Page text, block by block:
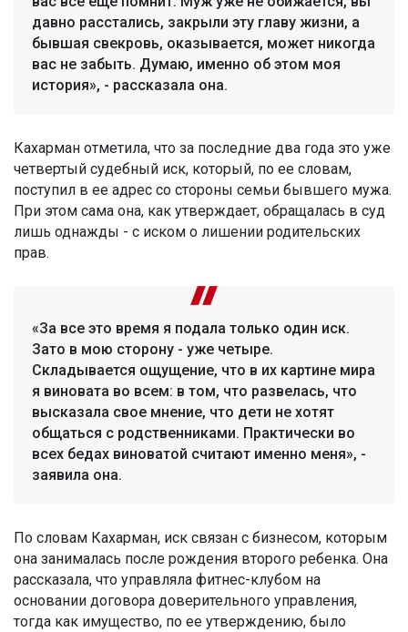
давно расстались, закрыли эту главу жизни, а
бывшая свекровь, оказывается, может никогда
вас не забыть. Думаю, именно об этом моя
история», - рассказала она.
Кахарман отметила, что за последние два года это уже
четвертый судебный иск, который, по ее словам,
поступил в ее адрес со стороны семьи бывшего мужа.
При этом сама она, как утверждает, обращалась в суд
лишь однажды - с иском о лишении родительских
прав.
«За все это время я подала только один иск.
Зато в мою сторону - уже четыре.
Складывается ощущение, что в их картине мира
я виновата во всем: в том, что развелась, что
высказала свое мнение, что дети не хотят
общаться с родственниками. Практически во
всех бедах виноватой считают именно меня», -
заявила она.
По словам Кахарман, иск связан с бизнесом, которым
она занималась после рождения второго ребенка. Она
рассказала, что управляла фитнес-клубом на
основании договора доверительного управления,
тогда как имущество, по ее утверждению, было